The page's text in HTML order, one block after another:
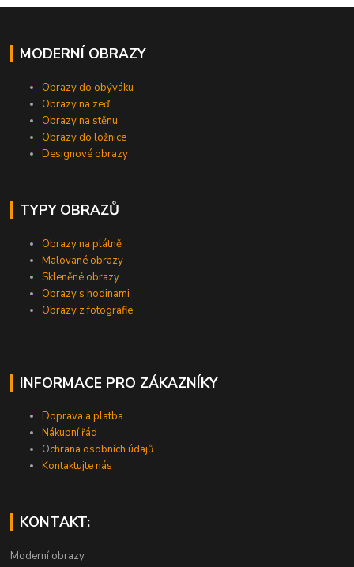
MODERNÍ OBRAZY
Obrazy do obýváku
Obrazy na zeď
Obrazy na stěnu
Obrazy do ložnice
Designové obrazy
TYPY OBRAZŮ
Obrazy na plátně
Malované obrazy
Skleněné obrazy
Obrazy s hodinami
Obrazy z fotografie
INFORMACE PRO ZÁKAZNÍKY
Doprava a platba
Nákupní řád
Ochrana osobních údajů
Kontaktujte nás
KONTAKT:
Moderní obrazy